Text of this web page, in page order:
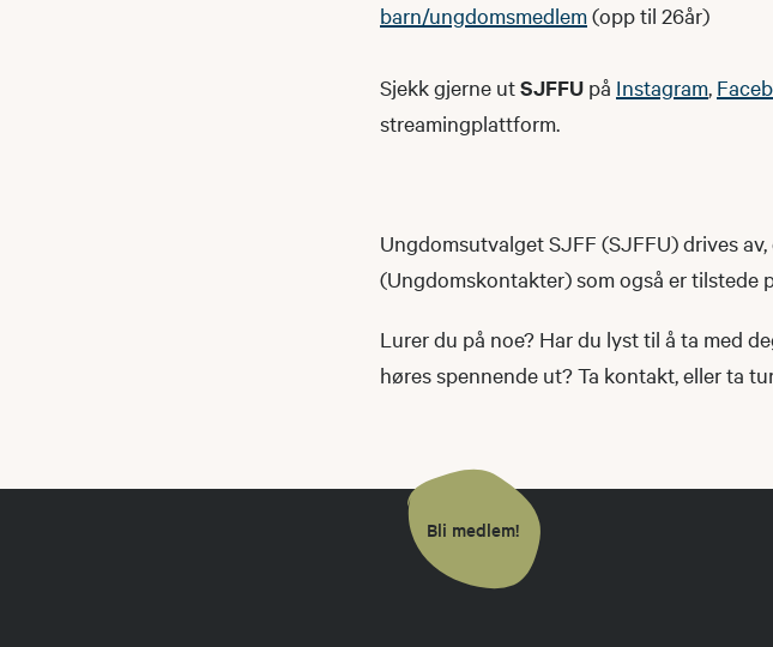
barn/ungdomsmedlem(opp til 26år)
Sjekk gjerne utSJFFU på Instagram,
streamingplattform.
Ungdomsutvalget SJFF (SJFFU) drives
(Ungdomskontakter) som også er tilstede
Lurer du på noe? Har du lyst til å ta med
høres spennende ut? Ta kontakt, eller ta
Bli medlem!